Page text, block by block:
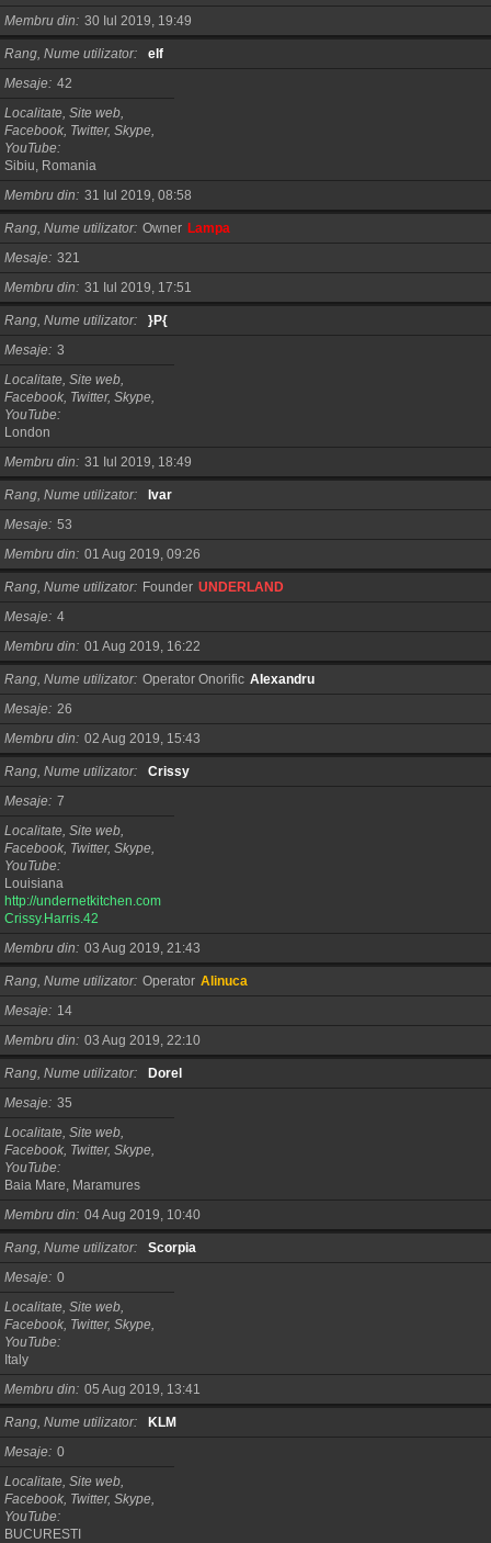
Membru din
30 Iul 2019, 19:49
Rang, Nume utilizator
elf
Mesaje 42
Localitate, Site web,
Facebook, Twitter, Skype,
YouTube
Sibiu, Romania
Membru din
31 Iul 2019, 08:58
Rang, Nume utilizator Owner Lampa
Mesaje 321
Membru din
31 Iul 2019, 17:51
Rang, Nume utilizator
}P{
Mesaje 3
Localitate, Site web,
Facebook, Twitter, Skype,
YouTube
London
Membru din
31 Iul 2019, 18:49
Rang, Nume utilizator
Ivar
Mesaje 53
Membru din
01 Aug 2019, 09:26
Rang, Nume utilizator Founder UNDERLAND
Mesaje 4
Membru din
01 Aug 2019, 16:22
Rang, Nume utilizator Operator Onorific AIexandru
Mesaje
26
Membru din
02 Aug 2019, 15:43
Rang, Nume utilizator
Crissy
Mesaje 7
Localitate, Site web,
Facebook, Twitter, Skype,
YouTube
Louisiana
http://undernetkitchen.com
Crissy.Harris.42
Membru din
03 Aug 2019, 21:43
Rang, Nume utilizator Operator Alinuca
Mesaje
14
Membru din
03 Aug 2019, 22:10
Rang, Nume utilizator
Dorel
Mesaje 35
Localitate, Site web,
Facebook, Twitter, Skype,
YouTube
Baia Mare, Maramures
Membru din
04 Aug 2019, 10:40
Rang, Nume utilizator
Scorpia
Mesaje 0
Localitate, Site web,
Facebook, Twitter, Skype,
YouTube
Italy
Membru din
05 Aug 2019, 13:41
Rang, Nume utilizator
KLM
Mesaje 0
Localitate, Site web,
Facebook, Twitter, Skype,
YouTube
BUCURESTI